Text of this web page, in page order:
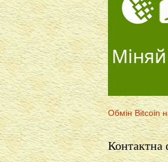
Обмін Bitcoin
Контактна